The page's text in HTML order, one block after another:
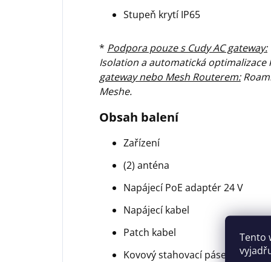
Tento
Stupeň krytí IP65
* Podpora pouze s Cudy AC gateway:
Isolation a automatická optimalizace
gateway nebo Mesh Routerem:
Meshe.
Obsah balení
Zařízení
(2) anténa
Napájecí PoE adaptér 24 V
Napájecí kabel
Patch kabel
Kovový stahovací pásek